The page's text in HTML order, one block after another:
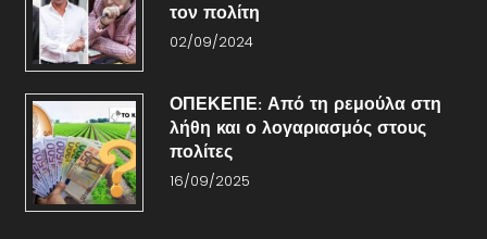
τον πολίτη
02/09/2024
ΟΠΕΚΕΠΕ: Από τη ρεμούλα στη
λήθη και ο λογαριασμός στους
πολίτες
16/09/2025